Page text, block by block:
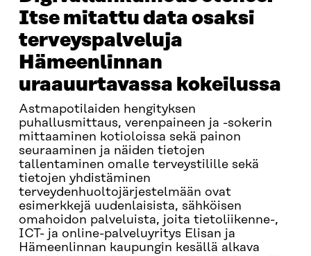
Itse mitattu data osaksi
terveyspalveluja
Hämeenlinnan
uraauurtavassa kokeilussa
Astmapotilaiden hengityksen
puhallusmittaus, verenpaineen ja -sokerin
mittaaminen kotioloissa sekä painon
seuraaminen ja näiden tietojen
tallentaminen omalle terveystilille sekä
tietojen yhdistäminen
terveydenhuoltojärjestelmään ovat
esimerkkejä uudenlaisista, sähköisen
omahoidon palveluista, joita tietoliikenne-,
ICT- ja online-palveluyritys Elisan ja
Hämeenlinnan kaupungin kesällä alkava